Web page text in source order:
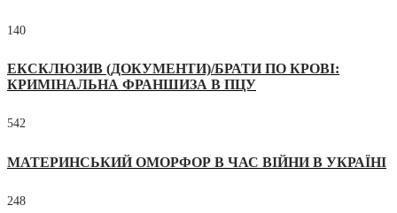
140
ЕКСКЛЮЗИВ (ДОКУМЕНТИ)/БРАТИ ПО КРОВІ:
КРИМІНАЛЬНА ФРАНШИЗА В ПЦУ
542
МАТЕРИНСЬКИЙ ОМОРФОР В ЧАС ВІЙНИ В УКРАЇНІ
248